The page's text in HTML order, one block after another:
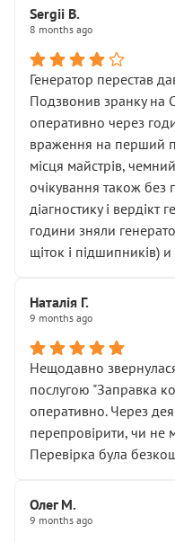
Sergii B.
8 months ago
Генератор перестав
Подзвонив зранку на
оперативно через
враження на перший
місця майстрів,
очікування також без
діагностику і вердікт
години зняли
щіток і підшипників)
Наталія Г.
9 months ago
Нещодавно
послугою "Заправка
оперативно. Через
перепровірити, чи не
Перевірка була
Олег М.
9 months ago